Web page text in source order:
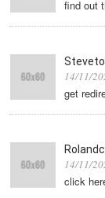
find out
14/11/
get
14/11/
click